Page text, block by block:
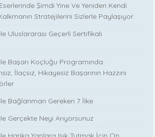
Şimdi Yine Ve Yeniden Kendi
Stratejilerini Sizlerle Paylaşıyor
Uluslararası Geçerli Sertifikalı
Başarı Koçluğu Programında:
İlaçsız, Hikayesiz Başarının Hazzını
Bağlanman Gereken 7 İlke
Gerçekte Neyi Arıyorsunuz